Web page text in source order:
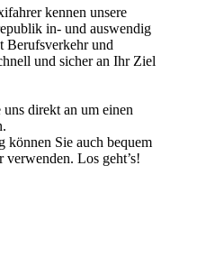
kennen unsere
in- und auswendig
Berufsverkehr und
und sicher an Ihr Ziel
direkt an um einen
können Sie auch bequem
Los geht’s!